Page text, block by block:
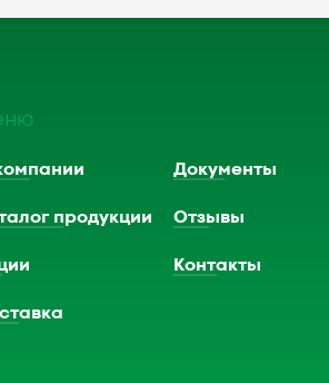
Документы
продукции Отзывы
Контакты